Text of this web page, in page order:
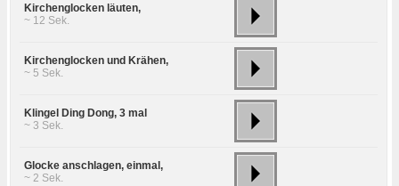
Kirchenglocken läuten,
~ 12 Sek.
Kirchenglocken und Krähen,
~ 5 Sek.
Klingel Ding Dong, 3 mal
~ 3 Sek.
Glocke anschlagen, einmal,
~ 2 Sek.